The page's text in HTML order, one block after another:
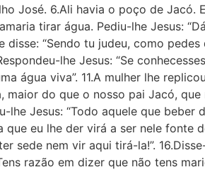
José. 6.Ali havia o poço de Jacó.
tirar água. Pediu-lhe Jesus:
“Sendo tu judeu, como
lhe Jesus: “Se
água viva”. 11.A mulher lhe
do que o nosso pai Jacó,
lhe Jesus: “Todo aquele que beber
eu lhe der virá a ser nele fonte
sede nem vir aqui tirá-la!”.
razão em dizer que não tens